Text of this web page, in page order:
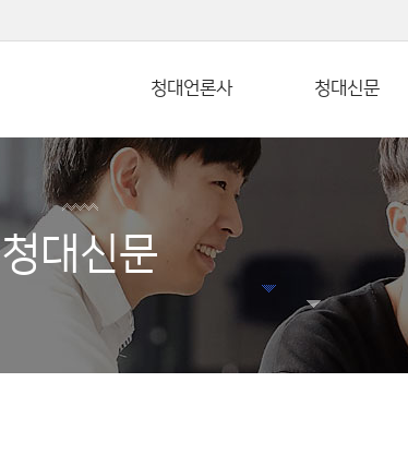
청대언론사 청대신문
청대신문